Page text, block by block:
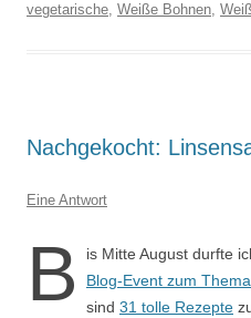
vegetarische, Weiße Bohnen,
Nachgekocht:
Eine Antwort
B is Mitte August durfte
Blog-Event zum Thema
sind 31 tolle Rezepte